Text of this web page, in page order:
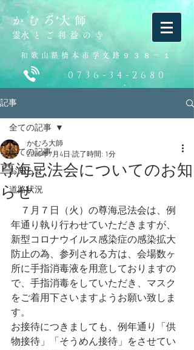
かむろ大師
​霊水とご利益の寺
和歌山県橋本市学文路９３８－１
0736-34-2680
記事
全ての記事
お知らせ
道路状況
全ての記事
尊海忌法会についてのお知
らせ
かむろ大師
2020年7月4日 読了時間: 1分
７月７日（火）の尊海忌法会は、例
年通り執り行わせていただきますが、
新型コロナウイルス感染症の感染拡大
防止の為、参列される方は、会場数ヶ
所に手指消毒液を用意しておりますの
で、手指消毒をしていただき、マスク
をご着用下さいますようお願い致しま
す。
お接待につきましても、例年通り「供
物接待」「そうめん接待」をさせてい